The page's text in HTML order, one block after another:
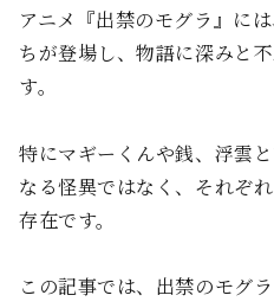
アニメ『出禁のモグラ』に
ちが登場し、物語に深みと
す。
特にマギーくんや銭、浮雲
なる怪異ではなく、それぞ
存在です。
この記事では、出禁のモグ